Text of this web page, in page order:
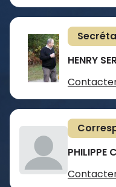
HENRY
PHILIPPE